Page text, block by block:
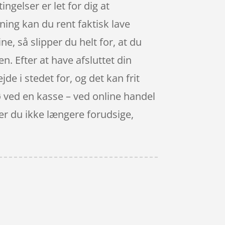
er let for dig at
kan du rent faktisk lave
så slipper du helt for, at du
Efter at have afsluttet din
i stedet for, og det kan frit
en kasse – ved online handel
du ikke længere forudsige,